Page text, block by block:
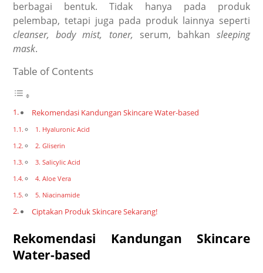
berbagai bentuk. Tidak hanya pada produk
pelembap, tetapi juga pada produk lainnya seperti
cleanser, body mist, toner, serum, bahkan sleeping
mask.
Table of Contents
Rekomendasi Kandungan Skincare Water-based
1. Hyaluronic Acid
2. Gliserin
3. Salicylic Acid
4. Aloe Vera
5. Niacinamide
Ciptakan Produk Skincare Sekarang!
Rekomendasi Kandungan Skincare
Water-based